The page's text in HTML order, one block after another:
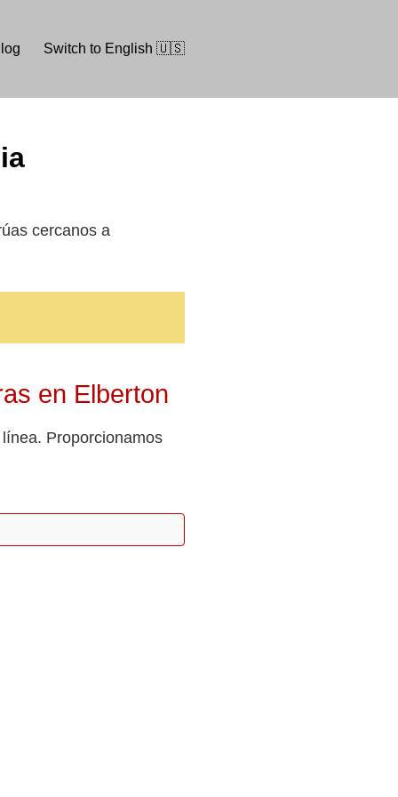
Switch to English 🇺🇸
cercanos a
en Elberton
Proporcionamos